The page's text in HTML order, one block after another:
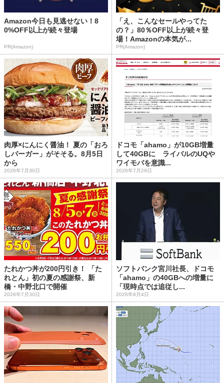
Amazon今日も見逃せない！8
0%OFF以上が続々登場
PR(Amazon)
「え、こんなセールやってた
の？」80％OFF以上が続々登
場！Amazonの本気が...
PR(Amazon)
肉厚×にんにく醤油！ 夏の「おろ
しバーガー」がそそる。8月5日
から
2026年7月30日
ドコモ「ahamo」が10GB増量
して40GBに ライバルのUQや
ワイモバを意識...
2026年7月29日
たれかつ丼が200円引き！ 「た
れとん」初の夏の感謝祭、新
橋・中野北口で開催
2026年7月30日
ソフトバンク宮川社長、ドコモ
「ahamo」の40GBへの増量に
「現時点では追従し...
2026年8月4日